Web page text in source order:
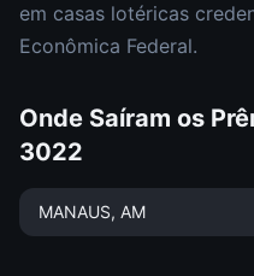
em casas lotéricas
Econômica Federal.
Onde Saíram os
3022
MANAUS, AM